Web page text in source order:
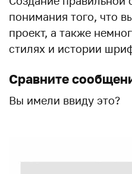
понимания того, что
проект, а также
стилях и истории
Сравните
Вы имели ввиду это?